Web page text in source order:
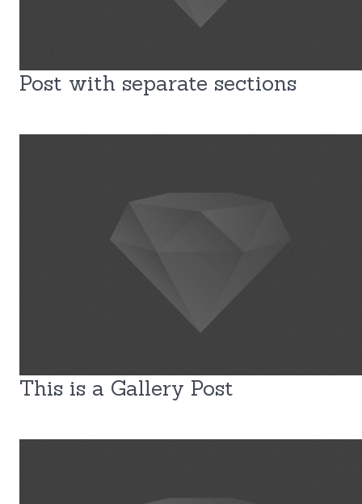
Post with separate sections
This is a Gallery Post